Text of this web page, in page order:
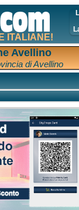
ITALIANE!
Avellino
di Avellino